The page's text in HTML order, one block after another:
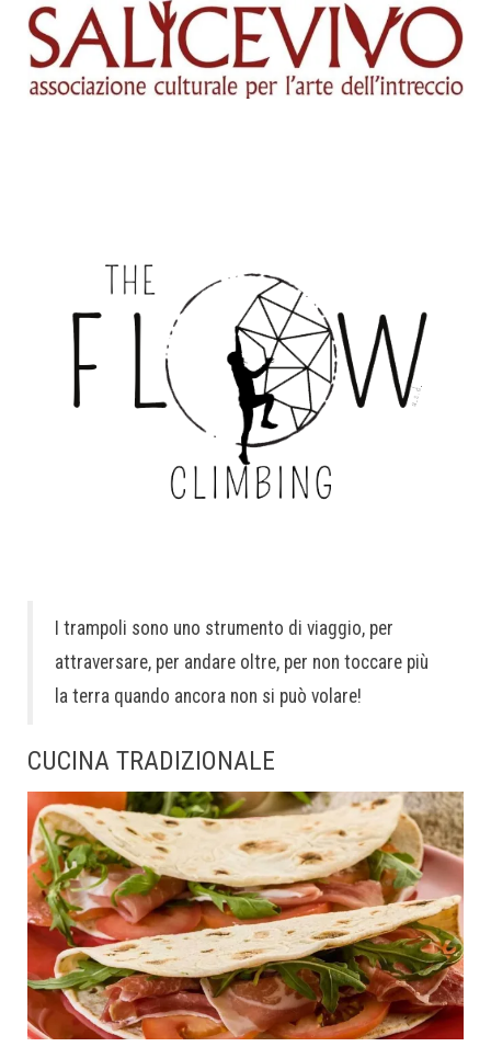
I trampoli sono uno strumento di viaggio, per
attraversare, per andare oltre, per non toccare più
la terra quando ancora non si può volare!
CUCINA TRADIZIONALE